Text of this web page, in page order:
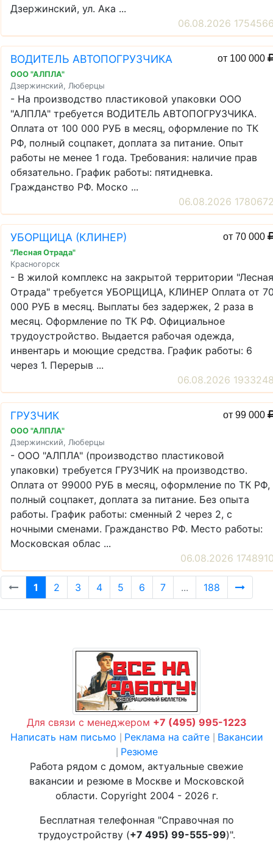
Дзержинский, ул. Ака ...
06.08.2026
ВОДИТЕЛЬ АВТОПОГРУЗЧИКА от 100 000
ООО "АЛПЛА"
Дзержинский, Люберцы
- На производство пластиковой упаковки ООО
"АЛПЛА" требуется ВОДИТЕЛЬ АВТОПОГРУЗЧИКА.
Оплата от 100 000 РУБ в месяц, оформление по ТК
РФ, полный соцпакет, доплата за питание. Опыт
работы не менее 1 года. Требования: наличие прав
обязательно. График работы: пятидневка.
Гражданство РФ. Моско ...
06.08.2026
УБОРЩИЦА (КЛИНЕР) от 70 000
"Лесная Отрада"
Красногорск
- В жилой комплекс на закрытой территории "Лесная
Отрада" требуется УБОРЩИЦА, КЛИНЕР Оплата от
000 РУБ в месяц. Выплаты без задержек, 2 раза в
месяц. Оформление по ТК РФ. Официальное
трудоустройство. Выдается рабочая одежда,
инвентарь и моющие средства. График работы: 6
через 1. Перерыв ...
06.08.2026
ГРУЗЧИК от 99 000
ООО "АЛПЛА"
Дзержинский, Люберцы
- ООО "АЛПЛА" (производство пластиковой
упаковки) требуется ГРУЗЧИК на производство.
Оплата от 99000 РУБ в месяц, оформление по ТК РФ,
полный соцпакет, доплата за питание. Без опыта
работы. График работы: сменный 2 через 2, с
ночными сменами. Гражданство РФ. Место работы:
Московская облас ...
06.08.2026
1 2 3 4 5 6 7 ... 188
Для связи с менеджером +7 (495) 995-1223
Написать нам письмо
Реклама на сайте Вакансии
Резюме
Работа рядом с домом, актуальные свежие
вакансии и резюме в Москве и Московской
области. Copyright 2004 - 2026 г.
Бесплатная телефонная "Справочная по
трудоустройству (+7 495) 99-555-99)".